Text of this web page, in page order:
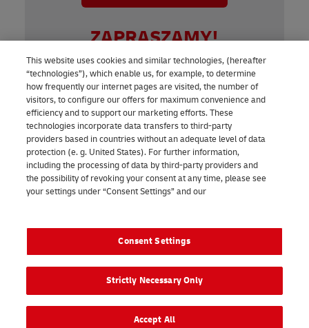
ZAPRASZAMY!
Odwiedź nas na:
2026 © - wszelkie prawa zastrzeżone
This website uses cookies and similar technologies, (hereafter
“technologies”), which enable us, for example, to determine
how frequently our internet pages are visited, the number of
visitors, to configure our offers for maximum convenience and
efficiency and to support our marketing efforts. These
technologies incorporate data transfers to third-party
providers based in countries without an adequate level of data
protection (e. g. United States). For further information,
including the processing of data by third-party providers and
the possibility of revoking your consent at any time, please see
your settings under “Consent Settings” and our
Consent Settings
Strictly Necessary Only
Accept All